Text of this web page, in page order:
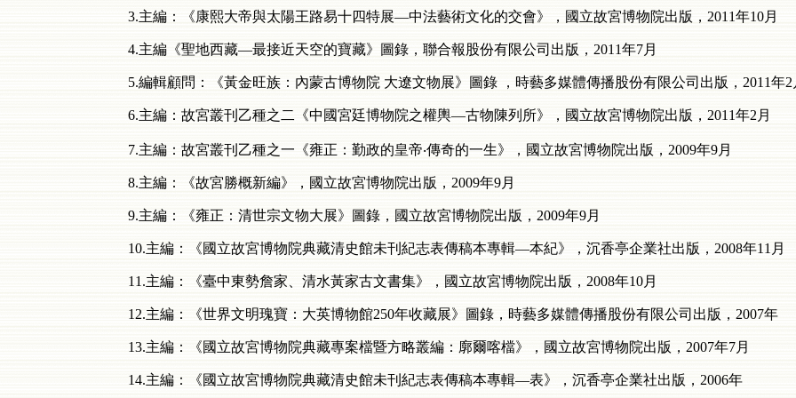
3.主編：《康熙大帝與太陽王路易十四特展—中法藝術文化的交會》，國立故宮博物院出版，2011年10月
4.主編《聖地西藏—最接近天空的寶藏》圖錄，聯合報股份有限公司出版，2011年7月
5.編輯顧問：《黃金旺族：內蒙古博物院 大遼文物展》圖錄 ，時藝多媒體傳播股份有限公司出版，2011年2
6.主編：故宮叢刊乙種之二《中國宮廷博物院之權輿—古物陳列所》，國立故宮博物院出版，2011年2月
7.主編：故宮叢刊乙種之一《雍正：勤政的皇帝‧傳奇的一生》，國立故宮博物院出版，2009年9月
8.主編：《故宮勝概新編》，國立故宮博物院出版，2009年9月
9.主編：《雍正：清世宗文物大展》圖錄，國立故宮博物院出版，2009年9月
10.主編：《國立故宮博物院典藏清史館未刊紀志表傳稿本專輯—本紀》，沉香亭企業社出版，2008年11月
11.主編：《臺中東勢詹家、清水黃家古文書集》，國立故宮博物院出版，2008年10月
12.主編：《世界文明瑰寶：大英博物館250年收藏展》圖錄，時藝多媒體傳播股份有限公司出版，2007年
13.主編：《國立故宮博物院典藏專案檔暨方略叢編：廓爾喀檔》，國立故宮博物院出版，2007年7月
14.主編：《國立故宮博物院典藏清史館未刊紀志表傳稿本專輯—表》，沉香亭企業社出版，2006年